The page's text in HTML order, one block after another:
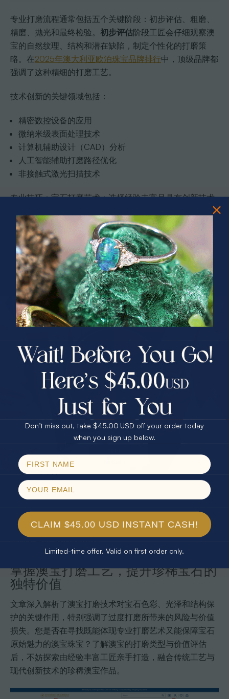
专业打磨流程通常包括五个关键阶段：初步评估、粗磨、
精磨、抛光和最终检验。 初步评估阶段工匠会仔细观察澳
宝的自然纹理、结构和潜在缺陷，制定个性化的打磨策
略。在2025年澳大利亚欧泊珠宝品牌排行中，顶级品牌都
强调了这种精细的打磨工艺。
技术创新的关键领域包括：
精密数控设备的应用
微纳米级表面处理技术
计算机辅助设计（CAD）分析
人工智能辅助打磨路径优化
非接触式激光扫描技术
专业技巧：宝石打磨艺术：选择经验丰富且具有创新技术
背景的工匠，他们不仅掌握传统技艺，还能运用最新科技
提升澳宝的内在价值和视觉魅力。
常见错误与高品质打磨判别
澳宝打磨中的常见错误可能会极大地降低宝石的价值和美
学效果。就像表面处理对材料性能的研究揭示了表面处理
的微妙差异，澳宝打磨同样需要极其精准的技术控制。
过度打磨是最常见的致命错误。不恰当的打磨会破坏澳宝
关键指标：光泽均匀性、色彩饱和度、表面对称性以及光
线折射效果。7大客户推荐的澳宝选择与购买秘诀中也强
调了这些关键评判标准。
高品质打磨的判别标准包括：
表面光泽均匀无划痕
色彩饱和度和变化范围
光线折射角度精准
原始结构完整性
几何对称性
边缘处理的精细程度
专业技巧：打磨品质鉴别：购买澳宝时，建议在自然光和
不同角度下仔细观察，用专业放大镜检查表面细节，并请
掌握澳宝打磨工艺，提升珍稀宝石的
独特价值
文章深入解析了澳宝打磨技术对宝石色彩、光泽和结构保
护的关键作用，特别强调了过度打磨所带来的风险与价值
损失。您是否在寻找既能体现专业打磨艺术又能保障宝石
原始魅力的澳宝珠宝？了解澳宝的打磨类型与价值评估
后，不妨探索由经验丰富工匠亲手打造，融合传统工艺与
现代创新技术的珍稀澳宝作品。
PRIZES OF UNSPEAKABLE VALUE!
SPIN TO WIN
$75.00 CASH
25% Off
30% Off
40% Off
$75.00 CASH
25% Off
30% Off
40% Off
Email
Don’t miss out, take $45.00 USD off your order today
when you sign up below.
CLAIM $45.00 USD INSTANT CASH!
Limited-time offer. Valid on first order only.